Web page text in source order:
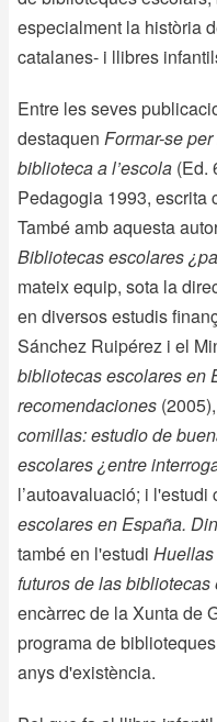
especialment la història
catalanes- i llibres
Entre les seves
destaquen Formar-se
biblioteca a l’escola (Ed.
Pedagogia 1993, escrita
També amb aquesta
Bibliotecas escolares
mateix equip, sota la
en diversos estudis
Sánchez Ruipérez i el
bibliotecas escolares en
recomendaciones (2005),
comillas: estudio de
escolares ¿entre
l’autoavaluació; i l'estudi
escolares en España.
també en l'estudi Huellas
futuros de las
encàrrec de la Xunta de
programa de
anys d'existència.